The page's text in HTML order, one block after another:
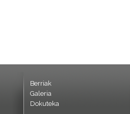
Berriak
Galeria
Dokuteka